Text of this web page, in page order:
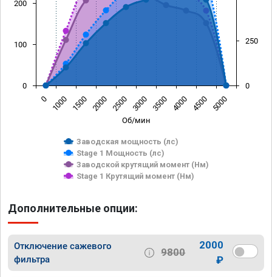
Об/мин
Заводская мощность (лс)
Stage 1 Мощность (лс)
Заводской крутящий момент (Нм)
Stage 1 Крутящий момент (Нм)
0 1000 1500 2000 2500 3000 3500 4000 4500 5000
0
100
200
0
250
Дополнительные опции:
Отключение сажевого
фильтра
9800
2000
₽